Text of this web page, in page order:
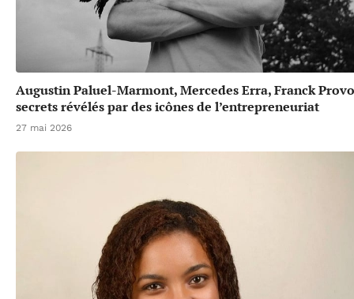
Augustin Paluel-Marmont, Mercedes Erra, Franck
secrets révélés par des icônes de l’entrepreneuriat
27 mai 2026